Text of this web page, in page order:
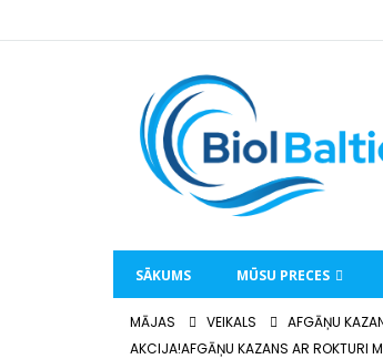
SĀKUMS MŪSU PRECES
MĀJAS VEIKALS AFGĀŅU
AKCIJA!AFGĀŅU KAZANS AR ROKTURI